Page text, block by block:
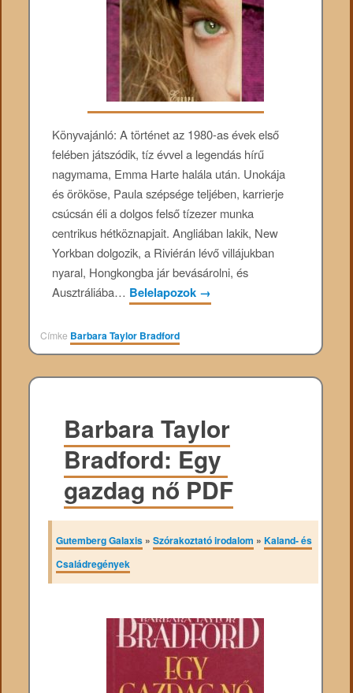
Könyvajánló: A történet az 1980-as évek első
felében játszódik, tíz évvel a legendás hírű
nagymama, Emma Harte halála után. Unokája
és örököse, Paula szépsége teljében, karrierje
csúcsán éli a dolgos felső tízezer munka
centrikus hétköznapjait. Angliában lakik, New
Yorkban dolgozik, a Riviérán lévő villájukban
nyaral, Hongkongba jár bevásárolni, és
Ausztráliába… Belelapozok →
Címke Barbara Taylor Bradford
Barbara Taylor
Bradford: Egy ​
gazdag nő PDF
Gutemberg Galaxis »Szórakoztató irodalom »Kaland- és
Családregények